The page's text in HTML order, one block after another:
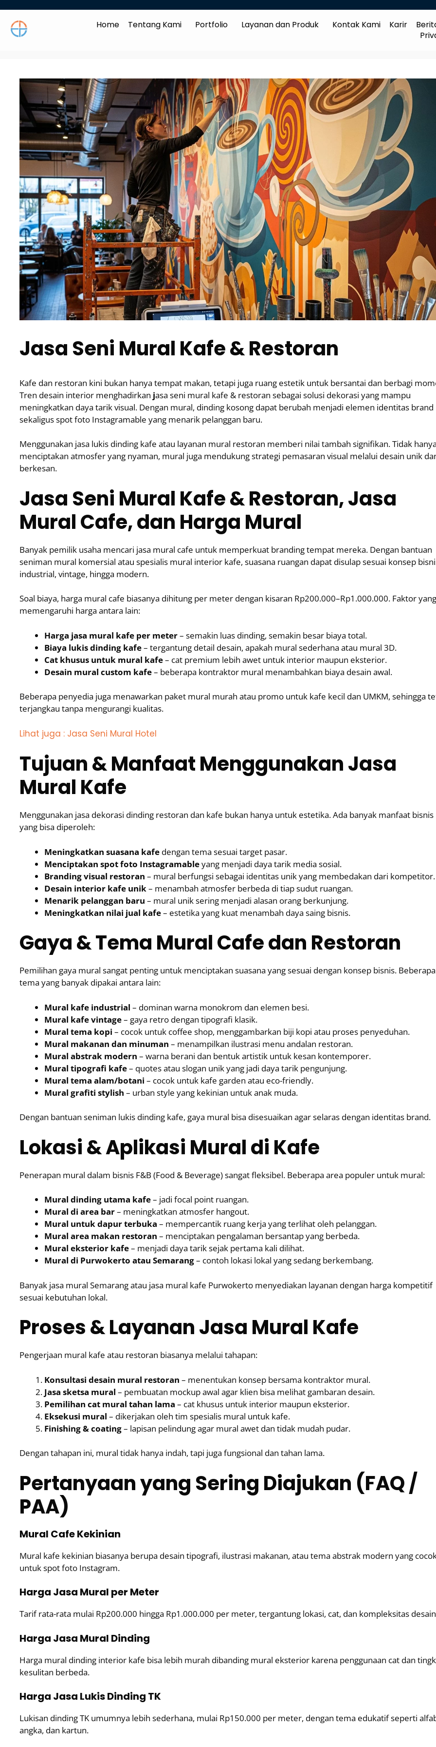
Home Tentang Kami Portfolio Layanan dan Produk Kontak Kami Karir
Jasa Seni Mural Kafe & Restoran
Kafe dan restoran kini bukan hanya tempat makan, tetapi juga ruang estetik untuk bersantai dan berbagi
Tren desain interior menghadirkan jasa seni mural kafe & restoran sebagai solusi dekorasi yang mampu
meningkatkan daya tarik visual. Dengan mural, dinding kosong dapat berubah menjadi elemen identitas brand
sekaligus spot foto Instagramable yang menarik pelanggan baru.
Menggunakan jasa lukis dinding kafe atau layanan mural restoran memberi nilai tambah signifikan. Tidak
menciptakan atmosfer yang nyaman, mural juga mendukung strategi pemasaran visual melalui desain unik
berkesan.
Jasa Seni Mural Kafe & Restoran, Jasa
Mural Cafe, dan Harga Mural
Banyak pemilik usaha mencari jasa mural cafe untuk memperkuat branding tempat mereka. Dengan bantuan
seniman mural komersial atau spesialis mural interior kafe, suasana ruangan dapat disulap sesuai konsep
industrial, vintage, hingga modern.
Soal biaya, harga mural cafe biasanya dihitung per meter dengan kisaran Rp200.000–Rp1.000.000. Faktor yang
memengaruhi harga antara lain:
Harga jasa mural kafe per meter– semakin luas dinding, semakin besar biaya total.
Biaya lukis dinding kafe– tergantung detail desain, apakah mural sederhana atau mural 3D.
Cat khusus untuk mural kafe– cat premium lebih awet untuk interior maupun eksterior.
Desain mural custom kafe– beberapa kontraktor mural menambahkan biaya desain awal.
Beberapa penyedia juga menawarkan paket mural murah atau promo untuk kafe kecil dan UMKM, sehingga
terjangkau tanpa mengurangi kualitas.
Lihat juga : Jasa Seni Mural Hotel
Tujuan & Manfaat Menggunakan Jasa
Mural Kafe
Menggunakan jasa dekorasi dinding restoran dan kafe bukan hanya untuk estetika. Ada banyak manfaat bisnis
yang bisa diperoleh:
Meningkatkan suasana kafe dengan tema sesuai target pasar.
Menciptakan spot foto Instagramableyang menjadi daya tarik media sosial.
Branding visual restoran – mural berfungsi sebagai identitas unik yang membedakan dari kompetitor.
Desain interior kafe unik – menambah atmosfer berbeda di tiap sudut ruangan.
Menarik pelanggan baru – mural unik sering menjadi alasan orang berkunjung.
Meningkatkan nilai jual kafe– estetika yang kuat menambah daya saing bisnis.
Gaya & Tema Mural Cafe dan Restoran
Pemilihan gaya mural sangat penting untuk menciptakan suasana yang sesuai dengan konsep bisnis. Beberapa
tema yang banyak dipakai antara lain:
Mural kafe industrial – dominan warna monokrom dan elemen besi.
Mural kafe vintage– gaya retro dengan tipografi klasik.
Mural tema kopi – cocok untuk coffee shop, menggambarkan biji kopi atau proses penyeduhan.
Mural makanan dan minuman – menampilkan ilustrasi menu andalan restoran.
Mural abstrak modern – warna berani dan bentuk artistik untuk kesan kontemporer.
Mural tipografi kafe– quotes atau slogan unik yang jadi daya tarik pengunjung.
Mural tema alam/botani – cocok untuk kafe garden atau eco-friendly.
Mural grafiti stylish – urban style yang kekinian untuk anak muda.
Dengan bantuan seniman lukis dinding kafe, gaya mural bisa disesuaikan agar selaras dengan identitas brand.
Lokasi & Aplikasi Mural di Kafe
Penerapan mural dalam bisnis F&B (Food & Beverage) sangat fleksibel. Beberapa area populer untuk mural:
Mural dinding utama kafe– jadi focal point ruangan.
Mural di area bar– meningkatkan atmosfer hangout.
Mural untuk dapur terbuka – mempercantik ruang kerja yang terlihat oleh pelanggan.
Mural area makan restoran – menciptakan pengalaman bersantap yang berbeda.
Mural eksterior kafe– menjadi daya tarik sejak pertama kali dilihat.
Mural di Purwokerto atau Semarang– contoh lokasi lokal yang sedang berkembang.
Banyak jasa mural Semarang atau jasa mural kafe Purwokerto menyediakan layanan dengan harga kompetitif
sesuai kebutuhan lokal.
Proses & Layanan Jasa Mural Kafe
Pengerjaan mural kafe atau restoran biasanya melalui tahapan:
Konsultasi desain mural restoran – menentukan konsep bersama kontraktor mural.
Jasa sketsa mural – pembuatan mockup awal agar klien bisa melihat gambaran desain.
Pemilihan cat mural tahan lama – cat khusus untuk interior maupun eksterior.
Eksekusi mural – dikerjakan oleh tim spesialis mural untuk kafe.
Finishing & coating– lapisan pelindung agar mural awet dan tidak mudah pudar.
Dengan tahapan ini, mural tidak hanya indah, tapi juga fungsional dan tahan lama.
Pertanyaan yang Sering Diajukan (FAQ /
PAA)
Mural Cafe Kekinian
Mural kafe kekinian biasanya berupa desain tipografi, ilustrasi makanan, atau tema abstrak modern yang
untuk spot foto Instagram.
Harga Jasa Mural per Meter
Tarif rata-rata mulai Rp200.000 hingga Rp1.000.000 per meter, tergantung lokasi, cat, dan kompleksitas
Harga Jasa Mural Dinding
Harga mural dinding interior kafe bisa lebih murah dibanding mural eksterior karena penggunaan cat dan
kesulitan berbeda.
Harga Jasa Lukis Dinding TK
Lukisan dinding TK umumnya lebih sederhana, mulai Rp150.000 per meter, dengan tema edukatif seperti
angka, dan kartun.